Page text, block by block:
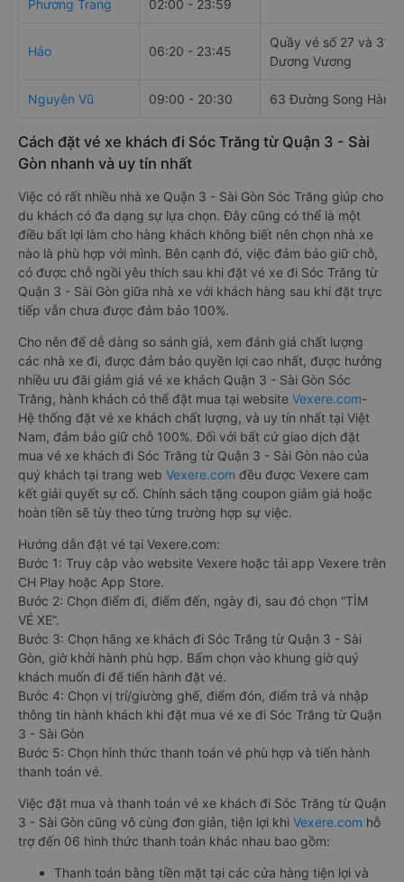
Phương Trang 02:00 - 23:59
Hảo 06:20 - 23:45
Quầy vé số 27 và 31,
Dương Vương
Nguyên Vũ 09:00 - 20:30 63 Đường Song Hành
Cách đặt vé xe khách đi Sóc Trăng từ Quận 3 - Sài
Gòn nhanh và uy tín nhất
Việc có rất nhiều nhà xe Quận 3 - Sài Gòn Sóc Trăng giúp cho
du khách có đa dạng sự lựa chọn. Đây cũng có thể là một
điều bất lợi làm cho hàng khách không biết nên chọn nhà xe
nào là phù hợp với mình. Bên cạnh đó, việc đảm bảo giữ chỗ,
có được chỗ ngồi yêu thích sau khi đặt vé xe đi Sóc Trăng từ
Quận 3 - Sài Gòn giữa nhà xe với khách hàng sau khi đặt trực
tiếp vẫn chưa được đảm bảo 100%.
Cho nên để dễ dàng so sánh giá, xem đánh giá chất lượng
các nhà xe đi, được đảm bảo quyền lợi cao nhất, được hưởng
nhiều ưu đãi giảm giá vé xe khách Quận 3 - Sài Gòn Sóc
Trăng, hành khách có thể đặt mua tại website Vexere.com-
Hệ thống đặt vé xe khách chất lượng, và uy tín nhất tại Việt
Nam, đảm bảo giữ chỗ 100%. Đối với bất cứ giao dịch đặt
mua vé xe khách đi Sóc Trăng từ Quận 3 - Sài Gòn nào của
quý khách tại trang web Vexere.com đều được Vexere cam
kết giải quyết sự cố. Chính sách tặng coupon giảm giá hoặc
hoàn tiền sẽ tùy theo từng trường hợp sự việc.
Hướng dẫn đặt vé tại Vexere.com:
Bước 1: Truy cập vào website Vexere hoặc tải app Vexere trên
CH Play hoặc App Store.
Bước 2: Chọn điểm đi, điểm đến, ngày đi, sau đó chọn “TÌM
VÉ XE”.
Bước 3: Chọn hãng xe khách đi Sóc Trăng từ Quận 3 - Sài
Gòn, giờ khởi hành phù hợp. Bấm chọn vào khung giờ quý
khách muốn đi để tiến hành đặt vé.
Bước 4: Chọn vị trí/giường ghế, điểm đón, điểm trả và nhập
thông tin hành khách khi đặt mua vé xe đi Sóc Trăng từ Quận
3 - Sài Gòn
Bước 5: Chọn hình thức thanh toán vé phù hợp và tiến hành
thanh toán vé.
Việc đặt mua và thanh toán vé xe khách đi Sóc Trăng từ Quận
3 - Sài Gòn cũng vô cùng đơn giản, tiện lợi khi Vexere.com hỗ
trợ đến 06 hình thức thanh toán khác nhau bao gồm:
Thanh toán bằng tiền mặt tại các cửa hàng tiện lợi và